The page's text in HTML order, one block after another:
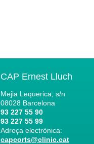
CAP Ernest Lluch
Mejia Lequerica, s/n
08028 Barcelona
93 227 55 90
93 227 55 99
Adreça electrònica:
capcorts@clinic.cat